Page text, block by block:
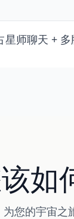
星师聊天 +
如
为您的宇宙之